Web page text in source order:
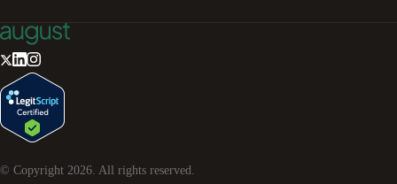
© Copyright 2026 . All rights reserved.